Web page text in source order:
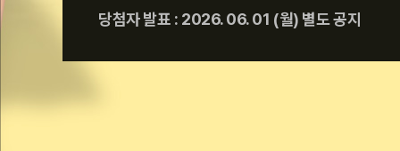
당첨자 발표 : 2026. 06. 01 (월) 별도 공지